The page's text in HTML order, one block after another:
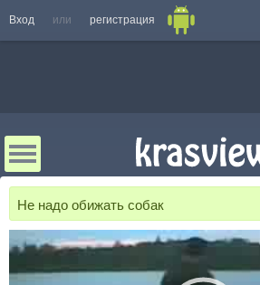
Вход или регистрация
Не надо обижать собак